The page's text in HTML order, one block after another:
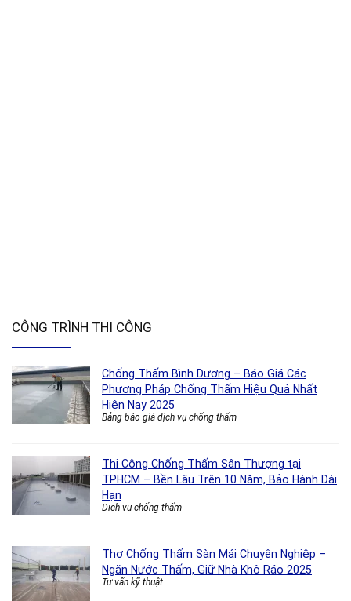
CÔNG TRÌNH THI CÔNG
Chống Thấm Bình Dương – Báo Giá Các
Phương Pháp Chống Thấm Hiệu Quả Nhất
Hiện Nay 2025
Bảng báo giá dịch vụ chống thấm
Thi Công Chống Thấm Sân Thượng tại
TPHCM – Bền Lâu Trên 10 Năm, Bảo Hành Dài
Hạn
Dịch vụ chống thấm
Thợ Chống Thấm Sàn Mái Chuyên Nghiệp –
Ngăn Nước Thấm, Giữ Nhà Khô Ráo 2025
Tư vấn kỹ thuật